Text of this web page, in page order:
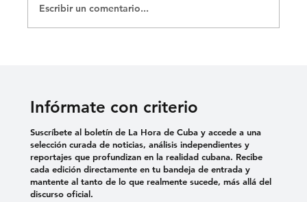
Escribir un comentario...
Infórmate con criterio
Suscríbete al boletín de La Hora de Cuba y accede a una
selección curada de noticias, análisis independientes y
reportajes que profundizan en la realidad cubana. Recibe
cada edición directamente en tu bandeja de entrada y
mantente al tanto de lo que realmente sucede, más allá del
discurso oficial.